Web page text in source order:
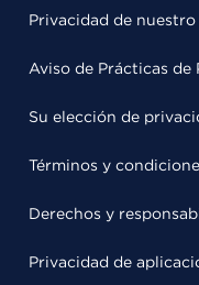
Privacidad de
Aviso de Prácticas de
Su elección de
Términos y
Derechos y
Privacidad de